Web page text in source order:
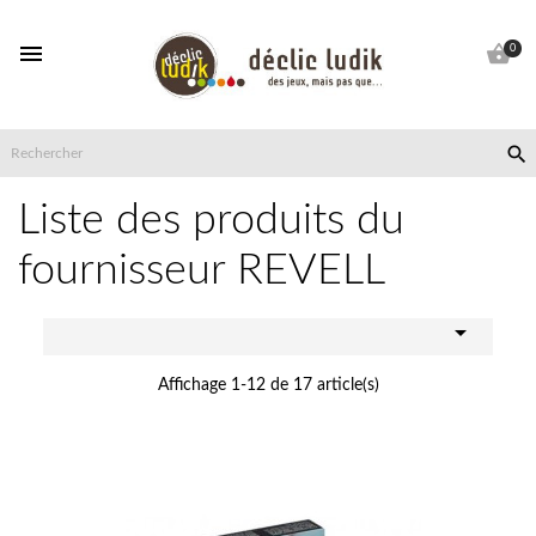
 0

Liste des produits du
fournisseur REVELL

Affichage 1-12 de 17 article(s)